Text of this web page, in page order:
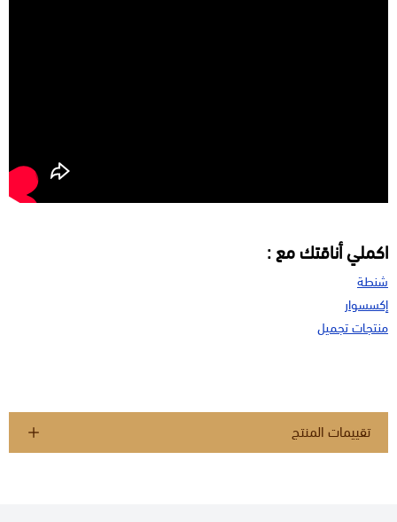
اكملي أناقتك مع :
شنطة
إكسسوار
منتجات تجميل
تقييمات المنتج